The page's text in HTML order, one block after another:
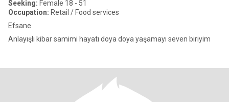
Seeking: Female 18 - 51
Occupation: Retail / Food services
Efsane
Anlayışlı kibar samimi hayatı doya doya yaşamayı seven biriyim